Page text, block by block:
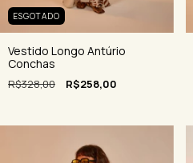
ESGOTADO
Vestido Longo Antúrio
Conchas
R$328,00 R$258,00